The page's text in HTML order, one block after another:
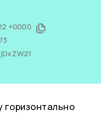
+0000
горизонтально